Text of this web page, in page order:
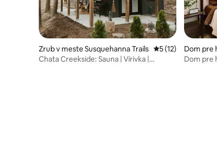
Zrub v meste Susquehanna Trails Priemerné
5 (12)
Chata Creekside: Sauna | Vírivka |
Dom pre
stoga
Dom pre